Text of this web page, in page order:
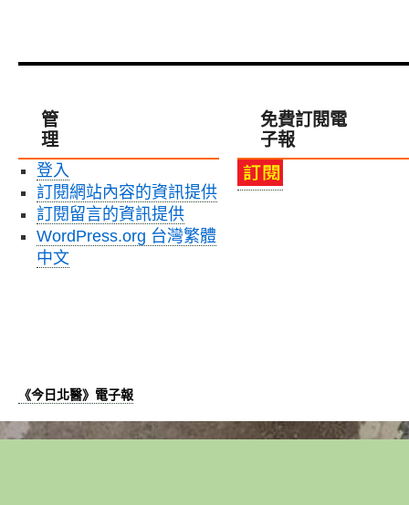
永
學
社
會
節
鄰，
實
踐
大
管
理
登入
訂閱網站內容的資訊提供
訂閱留言的資訊提供
WordPress.org 台灣繁體
中文
免費訂閱電
子報
《今日北醫》電子報